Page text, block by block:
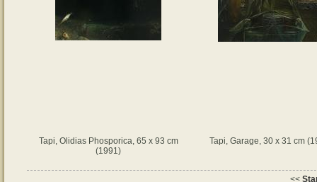
Tapi, Olidias Phosporica, 65 x 93 cm
(1991)
Tapi, Garage, 30 x 31 cm
<<